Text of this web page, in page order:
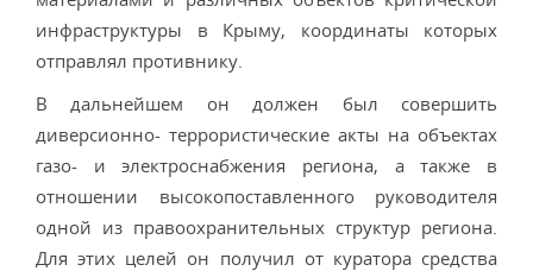
инфраструктуры в Крыму, координаты которых
отправлял противнику.
В дальнейшем он должен был совершить
диверсионно- террористические акты на объектах
газо- и электроснабжения региона, а также в
отношении высокопоставленного руководителя
одной из правоохранительных структур региона.
Для этих целей он получил от куратора средства